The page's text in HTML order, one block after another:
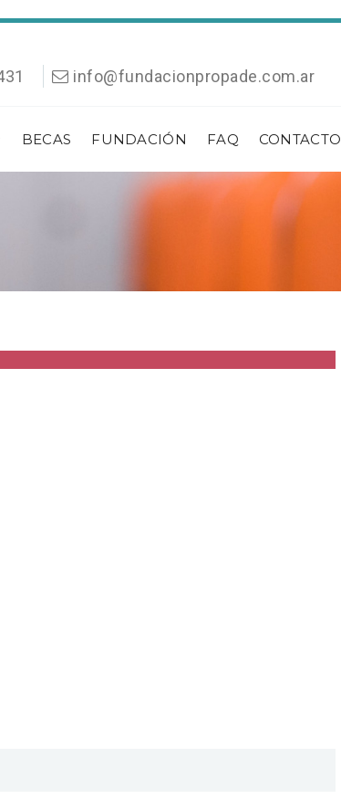
info@fundacionpropade.com.ar
BECAS FUNDACIÓN FAQ CONTACTO